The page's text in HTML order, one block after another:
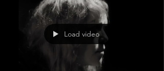
Load video